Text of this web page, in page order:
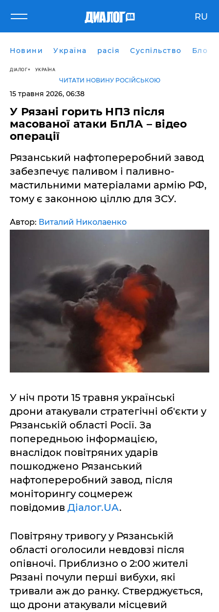
RU
Новини Україна расія Суспільство Блоги
ДІАЛОГ УКРАЇНА
ЧИТАТИ НОВИНУ РОСІЙСЬКОЮ
15 травня 2026, 06:38
У Рязані горить НПЗ після
масованої атаки БпЛА – відео
операції
Рязанський нафтопереробний завод
забезпечує паливом і паливно-
мастильними матеріалами армію РФ,
тому є законною ціллю для ЗСУ.
Автор: Виталий Николаенко
У ніч проти 15 травня українські
дрони атакували стратегічні об'єкти у
Рязанській області Росії. За
попередньою інформацією,
внаслідок повітряних ударів
пошкоджено Рязанський
нафтопереробний завод, після
моніторингу соцмереж
повідомив Діалог.UA.
Повітряну тривогу у Рязанській
області оголосили невдовзі після
опівночі. Приблизно о 2:00 жителі
Рязані почули перші вибухи, які
тривали аж до ранку. Стверджується,
що дрони атакували місцевий